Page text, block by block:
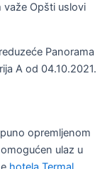
važe Opšti uslovi
Panorama
A od 04.10.2021.
opremljenom
ulaz u